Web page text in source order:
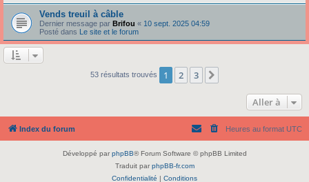
Vends treuil à câble
Dernier message par Brifou « 10 sept. 2025 04:59
Posté dans Le site et le forum
53 résultats trouvés 1 2 3
Aller à
Index du forum Heures au format UTC
Développé par phpBB® Forum Software © phpBB Limited
Traduit par phpBB-fr.com
Confidentialité | Conditions